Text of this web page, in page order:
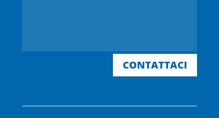
CONTATTACI